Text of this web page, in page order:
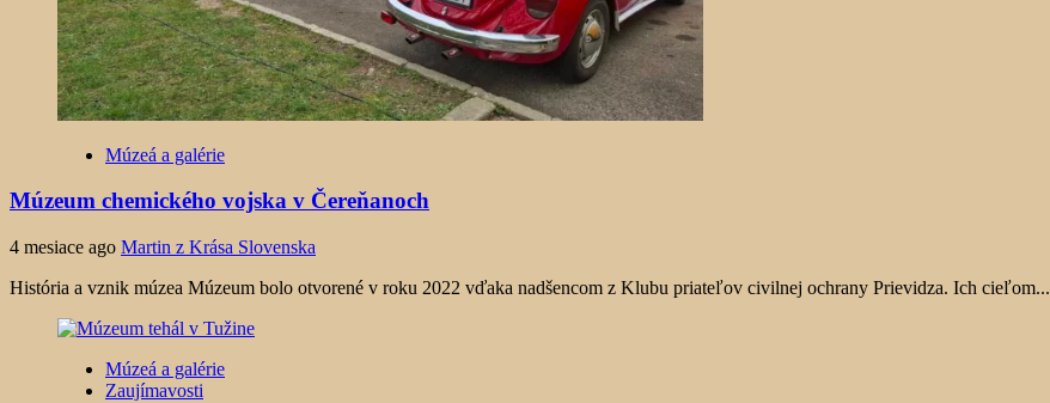
Múzeá a galérie
Múzeum chemického vojska v Čereňanoch
4 mesiace ago Martin z Krása Slovenska
História a vznik múzea Múzeum bolo otvorené v roku 2022 vďaka nadšencom z Klubu priateľov civilnej ochrany Prievidza. Ich cieľom...
Múzeá a galérie
Zaujímavosti